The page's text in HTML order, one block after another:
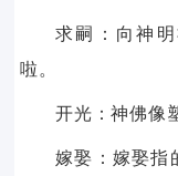
求嗣：向神
啦。
开光：神佛像
嫁娶：嫁娶指